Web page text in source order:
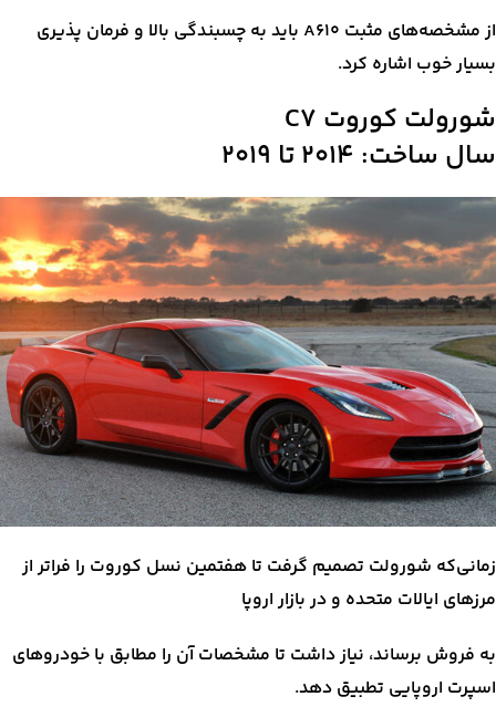
از مشخصه‌های مثبت A610 باید به چسبندگی بالا و فرمان پذیری
بسیار خوب اشاره کرد.
شورولت کوروت C7
سال ساخت: ۲۰۱۴ تا ۲۰۱۹
زمانی‌که شورولت تصمیم گرفت تا هفتمین نسل کوروت را فراتر از
مرزهای ایالات متحده و در بازار اروپا
به فروش برساند، نیاز داشت تا مشخصات آن را مطابق با خودروهای
اسپرت اروپایی تطبیق دهد.